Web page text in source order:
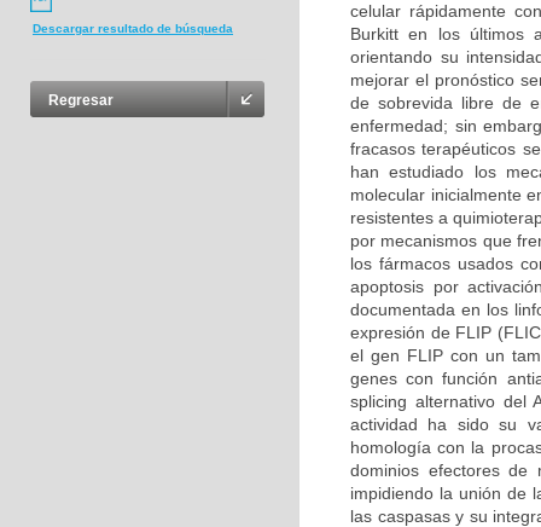
Descargar resultado de búsqueda
Regresar
celular rápidamente
Burkitt en los últimos
orientando su
mejorar el pronóstico
de sobrevida libre de
enfermedad; sin
fracasos terapéuticos
han estudiado los
molecular inicialmente
resistentes a
por mecanismos que
los fármacos usados
apoptosis por
documentada en los
expresión de FLIP
el gen FLIP con un
genes con función
splicing alternativo del
actividad ha sido su
homología con la
dominios efectores de
impidiendo la unión de
las caspasas y su